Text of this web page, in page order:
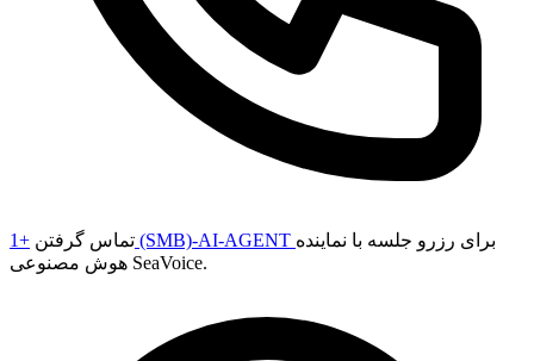
تماس گرفتن +1 (SMB)-AI-AGENT برای رزرو جلسه با نماینده
هوش مصنوعی SeaVoice.